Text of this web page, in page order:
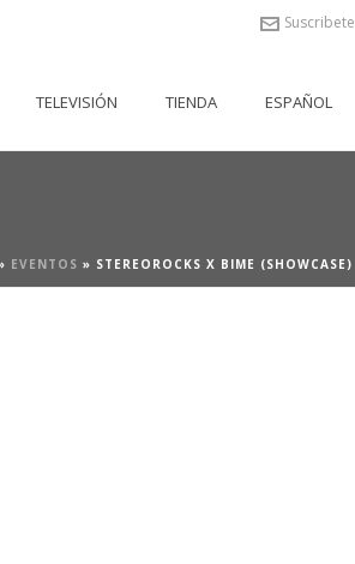
Suscribete
TELEVISIÓN TIENDA ESPAÑOL
EVENTOS » STEREOROCKS X BIME (SHOWCASE)